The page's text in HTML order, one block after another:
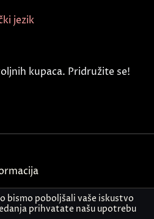
jezik
kupaca. Pridružite se!
bismo poboljšali vaše iskustvo
prihvatate našu upotrebu